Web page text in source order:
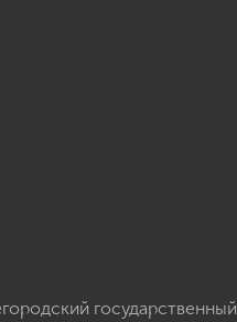
государственный